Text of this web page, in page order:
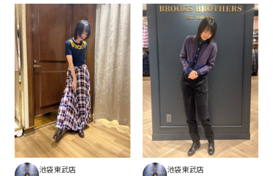
池袋東武店
池袋東武店